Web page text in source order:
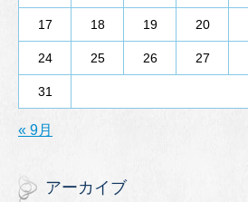
17 18 19 20
24 25 26 27
31
« 9月
アーカイブ